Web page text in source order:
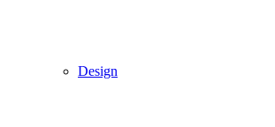
Design